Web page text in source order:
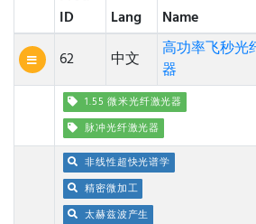
ID
Lang Name
62
中文
高功率飞秒光
器
1.55 微米光纤激光器
脉冲光纤激光器
非线性超快光谱学
精密微加工
太赫兹波产生